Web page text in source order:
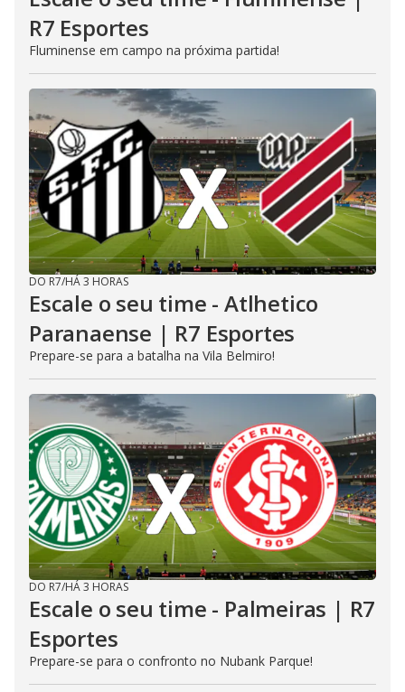
R7 Esportes
Fluminense em campo na próxima partida!
DO R7/HÁ 3 HORAS
Escale o seu time - Atlhetico
Paranaense | R7 Esportes
Prepare-se para a batalha na Vila Belmiro!
DO R7/HÁ 3 HORAS
Escale o seu time - Palmeiras | R7
Esportes
Prepare-se para o confronto no Nubank Parque!